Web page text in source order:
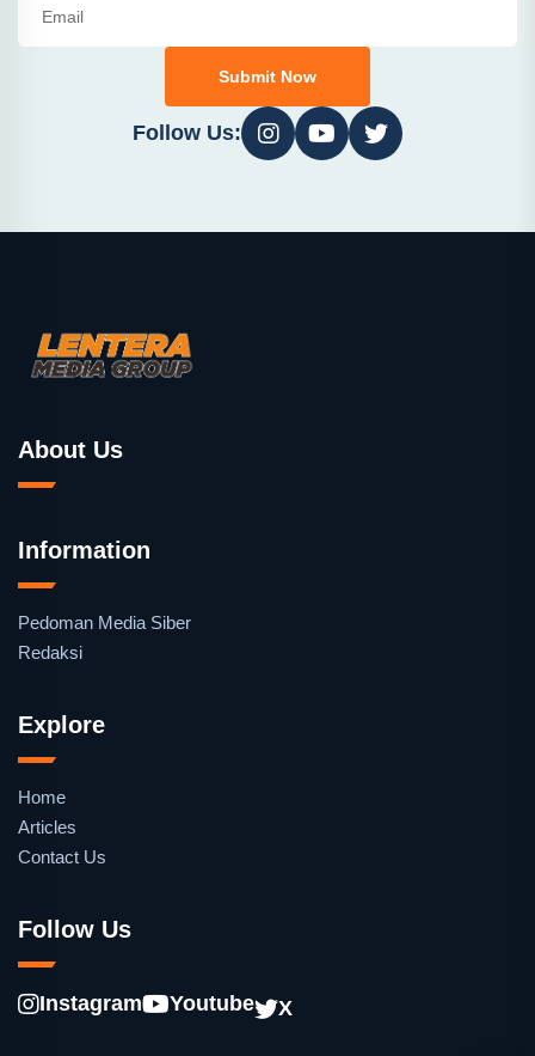
Submit Now
Follow Us:
About Us
Information
Pedoman Media Siber
Redaksi
Explore
Home
Articles
Contact Us
Follow Us
Instagram Youtube X